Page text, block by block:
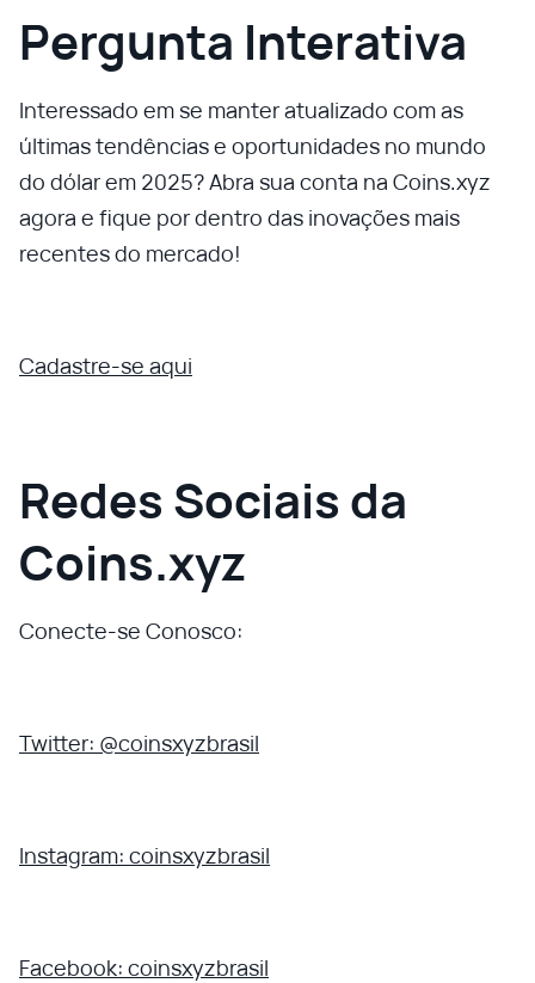
Pergunta Interativa
Interessado em se manter atualizado com as
últimas tendências e oportunidades no mundo
do dólar em 2025? Abra sua conta na Coins.xyz
agora e fique por dentro das inovações mais
recentes do mercado!
Cadastre-se aqui
Redes Sociais da
Coins.xyz
Conecte-se Conosco:
Twitter: @coinsxyzbrasil
Instagram: coinsxyzbrasil
Facebook: coinsxyzbrasil